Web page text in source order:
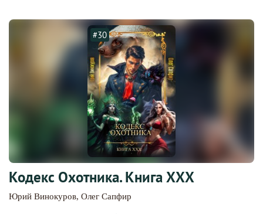
#30
Кодекс Охотника. Книга ХХХ
Юрий Винокуров, Олег Сапфир